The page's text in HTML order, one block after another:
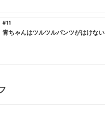
#11
青ちゃんはツルツルパンツがはけない